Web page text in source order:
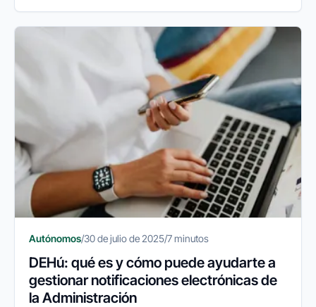
Autónomos/30 de julio de 2025/7 minutos
DEHú: qué es y cómo puede ayudarte a
gestionar notificaciones electrónicas de
la Administración